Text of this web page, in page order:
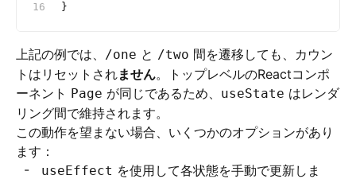
}
上記の例では、 /one と /two 間を遷移しても、カウン
トはリセットされません。トップレベルのReactコンポ
ーネント Page が同じであるため、 useState はレンダ
リング間で維持されます。
この動作を望まない場合、いくつかのオプションがあり
ます：
useEffect を使用して各状態を手動で更新しま